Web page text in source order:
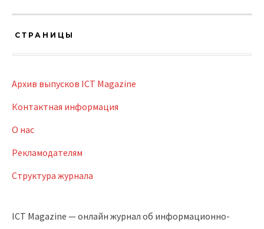
СТРАНИЦЫ
Архив выпусков ICT Magazine
Контактная информация
О нас
Рекламодателям
Структура журнала
ICT Magazine — онлайн журнал об информационно-